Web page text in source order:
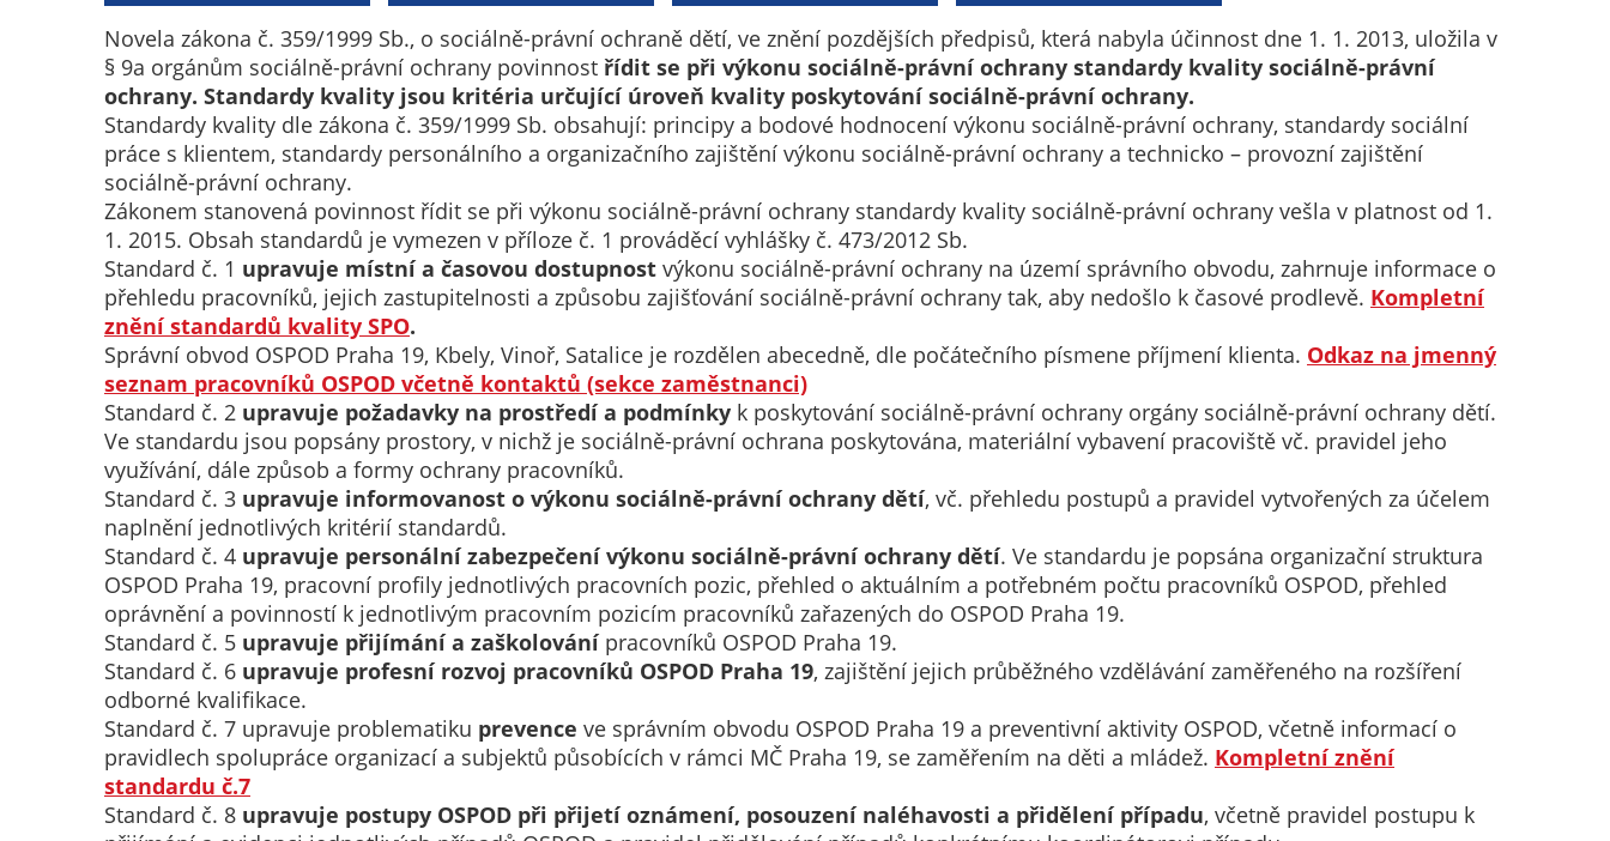
Novela zákona č. 359/1999 Sb., o sociálně-právní ochraně dětí, ve znění pozdějších předpisů, která nabyla účinnost dne 1. 1. 2013, uložila v
§ 9a orgánům sociálně-právní ochrany povinnost řídit se při výkonu sociálně-právní ochrany standardy kvality sociálně-právní
ochrany. Standardy kvality jsou kritéria určující úroveň kvality poskytování sociálně-právní ochrany.
Standardy kvality dle zákona č. 359/1999 Sb. obsahují: principy a bodové hodnocení výkonu sociálně-právní ochrany, standardy sociální
práce s klientem, standardy personálního a organizačního zajištění výkonu sociálně-právní ochrany a technicko – provozní zajištění
sociálně-právní ochrany.
Zákonem stanovená povinnost řídit se při výkonu sociálně-právní ochrany standardy kvality sociálně-právní ochrany vešla v platnost od 1.
1. 2015. Obsah standardů je vymezen v příloze č. 1 prováděcí vyhlášky č. 473/2012 Sb.
Standard č. 1 upravuje místní a časovou dostupnost výkonu sociálně-právní ochrany na území správního obvodu, zahrnuje informace o
přehledu pracovníků, jejich zastupitelnosti a způsobu zajišťování sociálně-právní ochrany tak, aby nedošlo k časové prodlevě. Kompletní
znění standardů kvality SPO.
Správní obvod OSPOD Praha 19, Kbely, Vinoř, Satalice je rozdělen abecedně, dle počátečního písmene příjmení klienta. Odkaz na jmenný
seznam pracovníků OSPOD včetně kontaktů (sekce zaměstnanci)
Standard č. 2 upravuje požadavky na prostředí a podmínky k poskytování sociálně-právní ochrany orgány sociálně-právní ochrany dětí.
Ve standardu jsou popsány prostory, v nichž je sociálně-právní ochrana poskytována, materiální vybavení pracoviště vč. pravidel jeho
využívání, dále způsob a formy ochrany pracovníků.
Standard č. 3 upravuje informovanost o výkonu sociálně-právní ochrany dětí, vč. přehledu postupů a pravidel vytvořených za účelem
naplnění jednotlivých kritérií standardů.
Standard č. 4 upravuje personální zabezpečení výkonu sociálně-právní ochrany dětí. Ve standardu je popsána organizační struktura
OSPOD Praha 19, pracovní profily jednotlivých pracovních pozic, přehled o aktuálním a potřebném počtu pracovníků OSPOD, přehled
oprávnění a povinností k jednotlivým pracovním pozicím pracovníků zařazených do OSPOD Praha 19.
Standard č. 5 upravuje přijímání a zaškolovánípracovníků OSPOD Praha 19.
Standard č. 6 upravuje profesní rozvoj pracovníků OSPOD Praha 19, zajištění jejich průběžného vzdělávání zaměřeného na rozšíření
odborné kvalifikace.
Standard č. 7 upravuje problematiku prevence ve správním obvodu OSPOD Praha 19 a preventivní aktivity OSPOD, včetně informací o
pravidlech spolupráce organizací a subjektů působících v rámci MČ Praha 19, se zaměřením na děti a mládež. Kompletní znění
standardu č.7
Standard č. 8 upravuje postupy OSPOD při přijetí oznámení, posouzení naléhavosti a přidělení případu, včetně pravidel postupu k
Technické
cookies
Technické
cookies jsou
nezbytné pro
správné
webu a všech
funkcí, které
nabízí.
Nepožadujeme
využitím
cookies na
našem webu. Z
technické
nemohou být
individuálně
deaktivovány
nebo
aktivovány.
Analytické
Analytické